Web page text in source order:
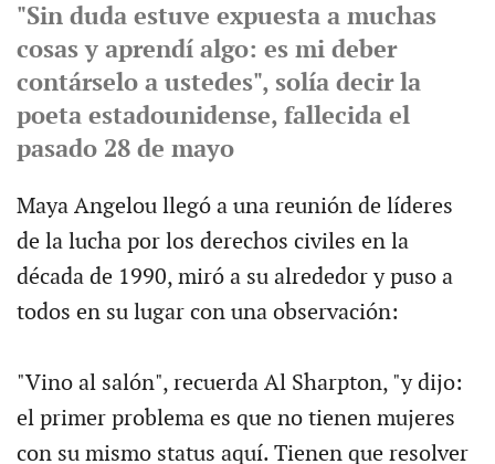
"Sin duda estuve expuesta a muchas
cosas y aprendí algo: es mi deber
contárselo a ustedes", solía decir la
poeta estadounidense, fallecida el
pasado 28 de mayo
Maya Angelou llegó a una reunión de líderes
de la lucha por los derechos civiles en la
década de 1990, miró a su alrededor y puso a
todos en su lugar con una observación:
"Vino al salón", recuerda Al Sharpton, "y dijo:
el primer problema es que no tienen mujeres
con su mismo status aquí. Tienen que resolver